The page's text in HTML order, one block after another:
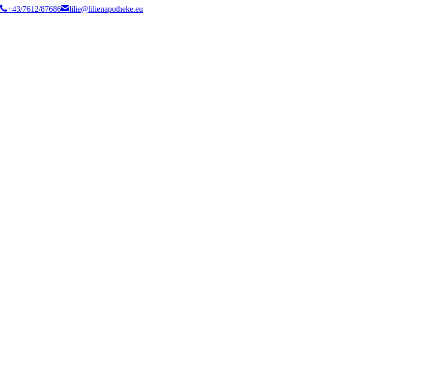
+43/7612/87686
lilie@lilienapotheke.eu